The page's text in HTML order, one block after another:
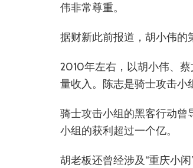
伟非常尊重。
据财新此前报道，胡小伟的
2010年左右，以胡小伟、
量收入。陈志是骑士攻击小
骑士攻击小组的黑客行动曾
小组的获利超过一个亿。
胡老板还曾经涉及“重庆小